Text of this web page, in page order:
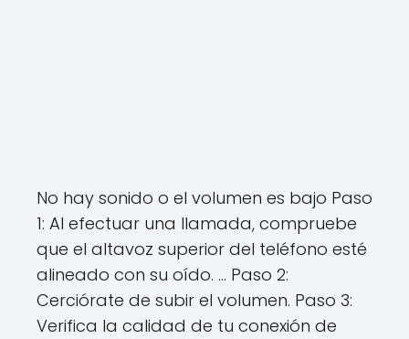
No hay sonido o el volumen es bajo Paso
1: Al efectuar una llamada, compruebe
que el altavoz superior del teléfono esté
alineado con su oído. … Paso 2:
Cerciórate de subir el volumen. Paso 3:
Verifica la calidad de tu conexión de